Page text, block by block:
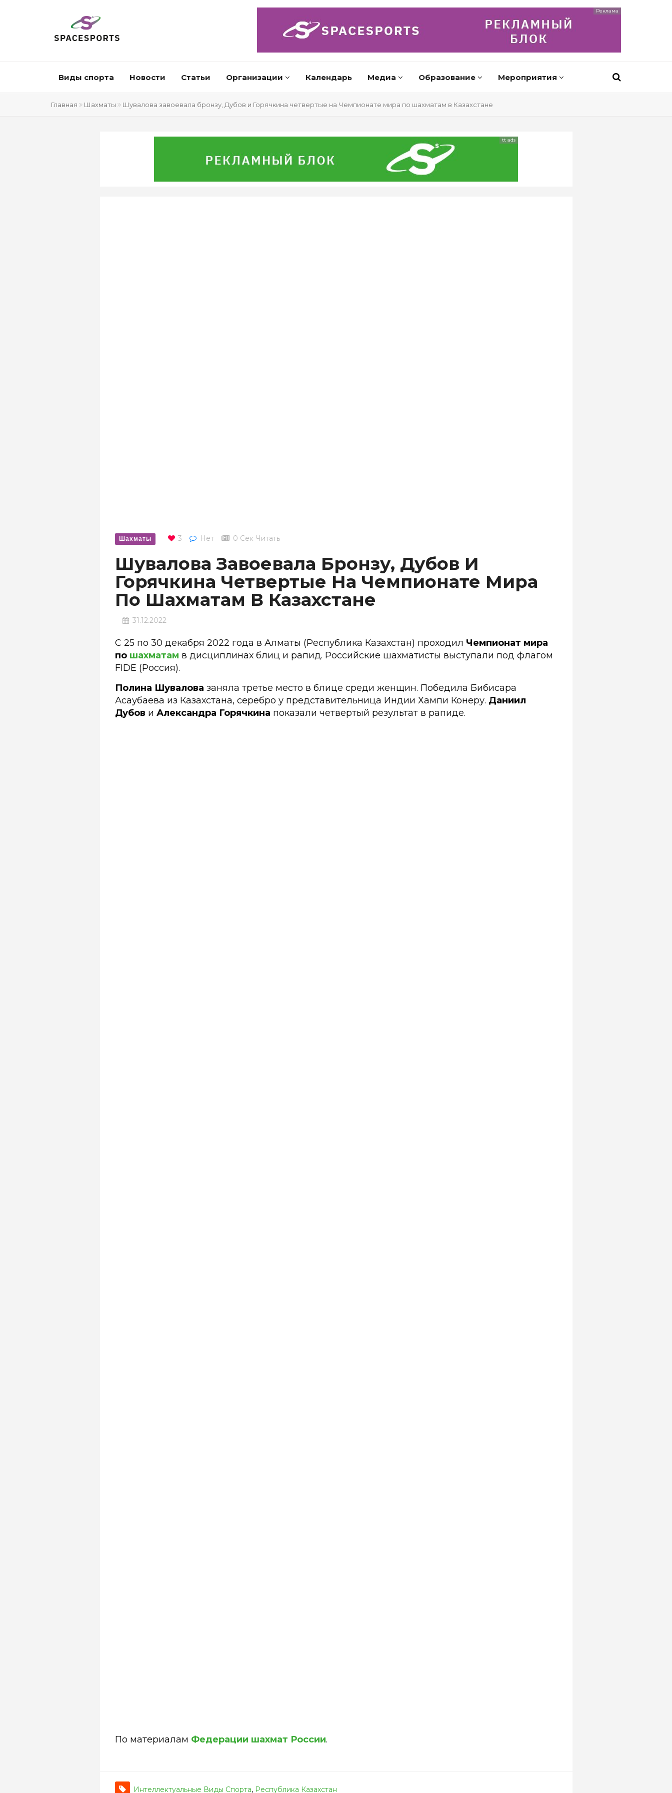
Реклама
Виды спорта Новости Статьи Организации Календарь Медиа Образование Мероприятия
Главная Шахматы Шувалова завоевала бронзу, Дубов и Горячкина четвертые на Чемпионате мира по шахматам в Казахстане
tt ads
Шахматы 3 Нет 0 Сек Читать
Шувалова Завоевала Бронзу, Дубов И
Горячкина Четвертые На Чемпионате Мира
По Шахматам В Казахстане
31.12.2022
С 25 по 30 декабря 2022 года в Алматы (Республика Казахстан) проходил Чемпионат мира
по шахматам в дисциплинах блиц и рапид. Российские шахматисты выступали под флагом
FIDE (Россия).
Полина Шувалова заняла третье место в блице среди женщин. Победила Бибисара
Асаубаева из Казахстана, серебро у представительница Индии Хампи Конеру. Даниил
Дубов и Александра Горячкина показали четвертый результат в рапиде.
По материалам Федерации шахмат России.
Интеллектуальные Виды Спорта, Республика Казахстан